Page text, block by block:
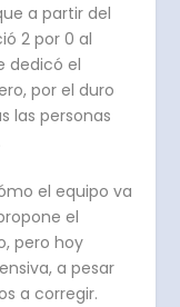
a partir del
2 por 0 al
dedicó el
por el duro
las personas
el equipo va
el
pero hoy
a pesar
a corregir.